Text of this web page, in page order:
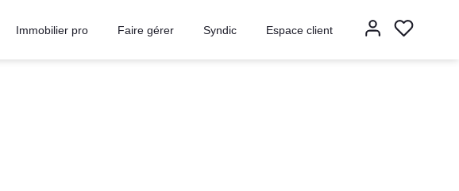
Immobilier pro Faire gérer Syndic Espace client